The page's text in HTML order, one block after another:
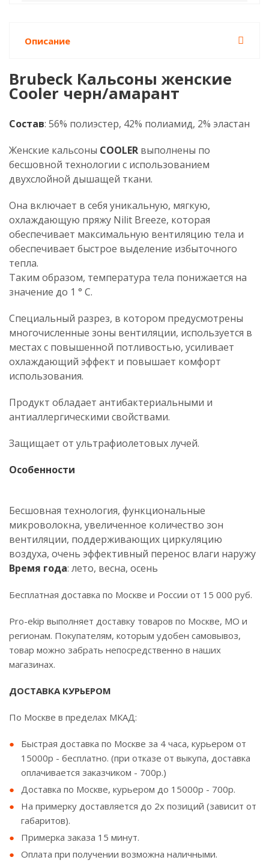
Описание
Brubeck Кальсоны женские
Cooler черн/амарант
Состав: 56% полиэстер, 42% полиамид, 2% эластан
Женские кальсоны COOLER выполнены по
бесшовной технологии с использованием
двухслойной дышащей ткани.
Она включает в себя уникальную, мягкую,
охлаждающую пряжу Nilit Breeze, которая
обеспечивает максимальную вентиляцию тела и
обеспечивает быстрое выделение избыточного
тепла.
Таким образом, температура тела понижается на
значение до 1 ° C.
Специальный разрез, в котором предусмотрены
многочисленные зоны вентиляции, используется в
местах с повышенной потливостью, усиливает
охлаждающий эффект и повышает комфорт
использования.
Продукт обладает антибактериальными и
антиаллергическими свойствами.
Защищает от ультрафиолетовых лучей.
Особенности
Бесшовная технология, функциональные
микроволокна, увеличенное количество зон
вентиляции, поддерживающих циркуляцию
воздуха, очень эффективный перенос влаги наружу
Время года: лето, весна, осень
Бесплатная доставка по Москве и России от 15 000 руб.
Pro-ekip выполняет доставку товаров по Москве, МО и
регионам. Покупателям, которым удобен самовывоз,
товар можно забрать непосредственно в наших
магазинах.
ДОСТАВКА КУРЬЕРОМ
По Москве в пределах МКАД:
Быстрая доставка по Москве за 4 часа, курьером от
15000р - бесплатно. (при отказе от выкупа, доставка
оплачивается заказчиком - 700р.)
Доставка по Москве, курьером до 15000р - 700р.
На примерку доставляется до 2х позиций (зависит от
габаритов).
Примерка заказа 15 минут.
Оплата при получении возможна наличными.